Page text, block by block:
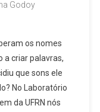
Godoy
os nomes
a criar palavras,
que sons ele
No Laboratório
da UFRN nós